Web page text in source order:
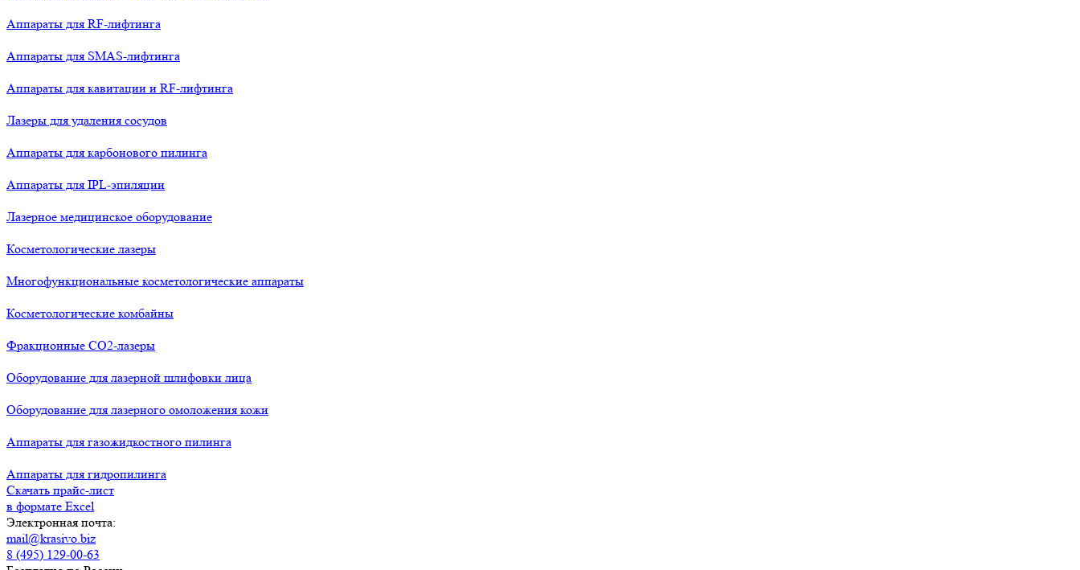
Аппараты для RF-лифтинга
Аппараты для SMAS-лифтинга
Аппараты для кавитации и RF-лифтинга
Лазеры для удаления сосудов
Аппараты для карбонового пилинга
Аппараты для IPL-эпиляции
Лазерное медицинское оборудование
Косметологические лазеры
Многофункциональные косметологические аппараты
Косметологические комбайны
Фракционные СО2-лазеры
Оборудование для лазерной шлифовки лица
Оборудование для лазерного омоложения кожи
Аппараты для газожидкостного пилинга
Аппараты для гидропилинга
Скачать прайс-лист
в формате Excel
Электронная почта:
mail@krasivo.biz
8 (495) 129-00-63